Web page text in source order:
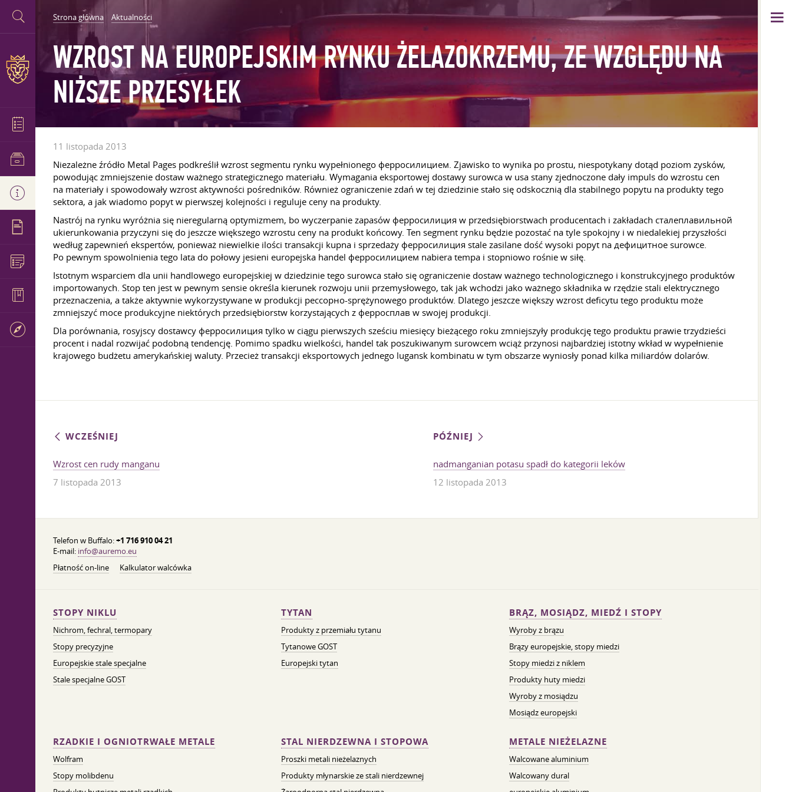
Strona główna Aktualności
WZROST NA EUROPEJSKIM RYNKU ŻELAZOKRZEMU, ZE WZGLĘDU NA
NIŻSZE PRZESYŁEK
11 listopada 2013
Niezależne źródło Metal Pages podkreślił wzrost segmentu rynku wypełnionego ферросилицием. Zjawisko to wynika po prostu, niespotykany dotąd poziom zysków,
powodując zmniejszenie dostaw ważnego strategicznego materiału. Wymagania eksportowej dostawy surowca w usa stany zjednoczone dały impuls do wzrostu cen
na materiały i spowodowały wzrost aktywności pośredników. Również ograniczenie zdań w tej dziedzinie stało się odskocznią dla stabilnego popytu na produkty tego
sektora, a jak wiadomo popyt w pierwszej kolejności i reguluje ceny na produkty.
Nastrój na rynku wyróżnia się nieregularną optymizmem, bo wyczerpanie zapasów ферросилиция w przedsiębiorstwach producentach i zakładach сталеплавильной
ukierunkowania przyczyni się do jeszcze większego wzrostu ceny na produkt końcowy. Ten segment rynku będzie pozostać na tyle spokojny i w niedalekiej przyszłości
według zapewnień ekspertów, ponieważ niewielkie ilości transakcji kupna i sprzedaży ферросилиция stale zasilane dość wysoki popyt na дефицитное surowce.
Po pewnym spowolnienia tego lata do połowy jesieni europejska handel ферросилицием nabiera tempa i stopniowo rośnie w siłę.
Istotnym wsparciem dla unii handlowego europejskiej w dziedzinie tego surowca stało się ograniczenie dostaw ważnego technologicznego i konstrukcyjnego produktów
importowanych. Stop ten jest w pewnym sensie określa kierunek rozwoju unii przemysłowego, tak jak wchodzi jako ważnego składnika w rzędzie stali elektrycznego
przeznaczenia, a także aktywnie wykorzystywane w produkcji рессорно-sprężynowego produktów. Dlatego jeszcze większy wzrost deficytu tego produktu może
zmniejszyć moce produkcyjne niektórych przedsiębiorstw korzystających z ферросплав w swojej produkcji.
Dla porównania, rosyjscy dostawcy ферросилиция tylko w ciągu pierwszych sześciu miesięcy bieżącego roku zmniejszyły produkcję tego produktu prawie trzydzieści
procent i nadal rozwijać podobną tendencję. Pomimo spadku wielkości, handel tak poszukiwanym surowcem wciąż przynosi najbardziej istotny wkład w wypełnienie
krajowego budżetu amerykańskiej waluty. Przecież transakcji eksportowych jednego lugansk kombinatu w tym obszarze wyniosły ponad kilka miliardów dolarów.
WCZEŚNIEJ
Wzrost cen rudy manganu
7 listopada 2013
PÓŹNIEJ
nadmanganian potasu spadł do kategorii leków
12 listopada 2013
Telefon w Buffalo:+1 716 910 04 21
E-mail: info@auremo.eu
Płatność on-line
Kalkulator walcówka
STOPY NIKLU
Nichrom, fechral, termopary
Stopy precyzyjne
Europejskie stale specjalne
Stale specjalne GOST
TYTAN
Produkty z przemiału tytanu
Tytanowe GOST
Europejski tytan
BRĄZ, MOSIĄDZ, MIEDŹ I STOPY
Wyroby z brązu
Brązy europejskie, stopy miedzi
Stopy miedzi z niklem
Produkty huty miedzi
Wyroby z mosiądzu
Mosiądz europejski
RZADKIE I OGNIOTRWAŁE METALE
Wolfram
Stopy molibdenu
STAL NIERDZEWNA I STOPOWA
Proszki metali nieżelaznych
Produkty młynarskie ze stali nierdzewnej
METALE NIEŻELAZNE
Walcowane aluminium
Walcowany dural